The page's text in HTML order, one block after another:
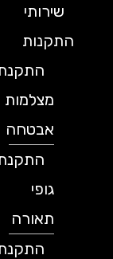
שירותי
התקנות
התקנת
מצלמות
אבטחה
התקנת
תאורה
התקנת